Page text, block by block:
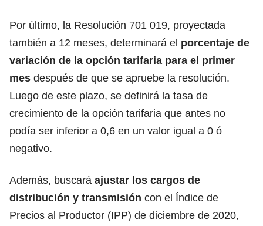
Por último, la Resolución 701 019, proyectada
también a 12 meses, determinará el porcentaje de
variación de la opción tarifaria para el primer
mes después de que se apruebe la resolución.
Luego de este plazo, se definirá la tasa de
crecimiento de la opción tarifaria que antes no
podía ser inferior a 0,6 en un valor igual a 0 ó
negativo.
Además, buscará ajustar los cargos de
distribución y transmisión con el Índice de
Precios al Productor (IPP) de diciembre de 2020,